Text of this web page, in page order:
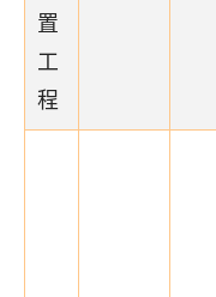
置
工
程